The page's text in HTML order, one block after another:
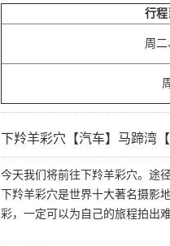
行程
周
下羚羊彩穴【汽车】马蹄湾
今天我们将前往下羚羊彩穴。途
下羚羊彩穴是世界十大著名摄
彩，一定可以为自己的旅程拍出